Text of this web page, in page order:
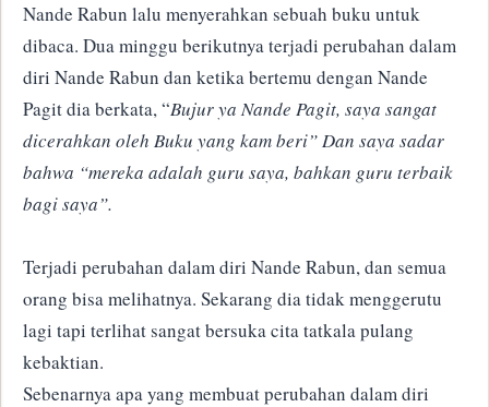
Nande Rabun lalu menyerahkan sebuah buku untuk
dibaca. Dua minggu berikutnya terjadi perubahan dalam
diri Nande Rabun dan ketika bertemu dengan Nande
Pagit dia berkata, “Bujur ya Nande Pagit, saya sangat
dicerahkan oleh Buku yang kam beri” Dan saya sadar
bahwa “mereka adalah guru saya, bahkan guru terbaik
bagi saya”.
Terjadi perubahan dalam diri Nande Rabun, dan semua
orang bisa melihatnya. Sekarang dia tidak menggerutu
lagi tapi terlihat sangat bersuka cita tatkala pulang
kebaktian.
Sebenarnya apa yang membuat perubahan dalam diri